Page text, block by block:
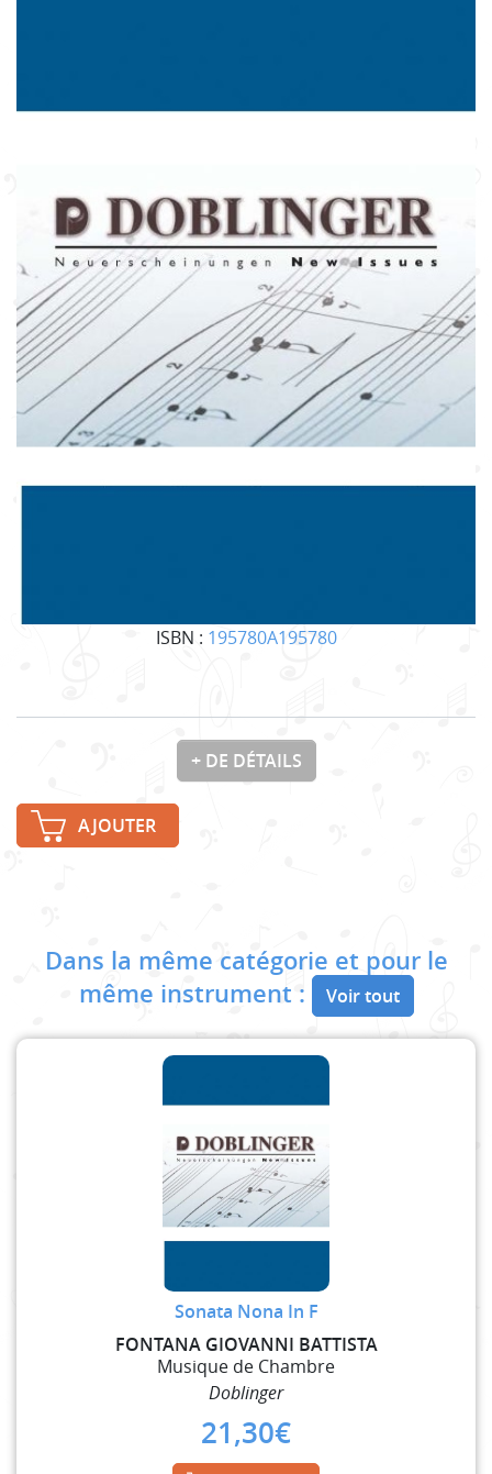
ISBN : 195780A195780
+ DE DÉTAILS
AJOUTER
Dans la même catégorie et pour le
même instrument :
Voir tout
Sonata Nona In F
FONTANA GIOVANNI BATTISTA
Musique de Chambre
Doblinger
21,30€